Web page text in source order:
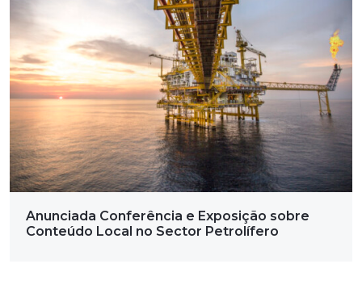
Anunciada Conferência e Exposição sobre
Conteúdo Local no Sector Petrolífero